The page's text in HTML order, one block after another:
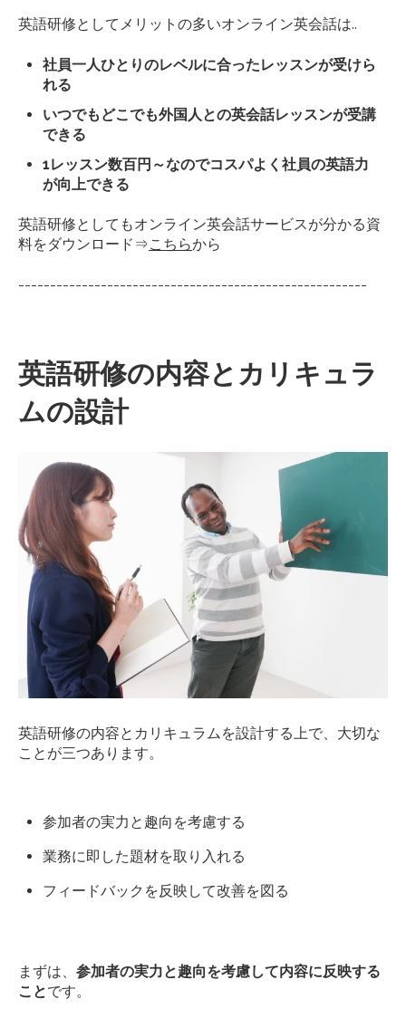
英語研修としてメリットの多いオンライン英会話は..
社員一人ひとりのレベルに合ったレッスンが受けら
れる
いつでもどこでも外国人との英会話レッスンが受講
できる
1レッスン数百円～なのでコスパよく社員の英語力
が向上できる
英語研修としてもオンライン英会話サービスが分かる資
料をダウンロード⇒こちらから
-------------------------------------------------------
英語研修の内容とカリキュラ
ムの設計
英語研修の内容とカリキュラムを設計する上で、大切な
ことが三つあります。
参加者の実力と趣向を考慮する
業務に即した題材を取り入れる
フィードバックを反映して改善を図る
まずは、 参加者の実力と趣向を考慮して内容に反映する
ことです。